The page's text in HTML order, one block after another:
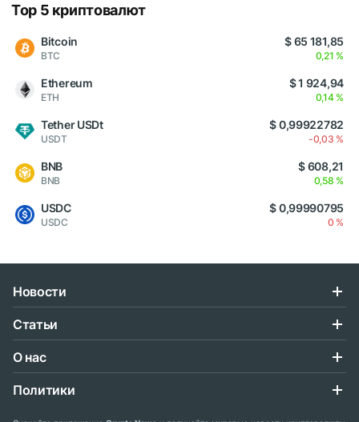
Top 5 криптовалют
Bitcoin
BTC
$ 65 181,85
0,21 %
Ethereum
ETH
$ 1 924,94
0,14 %
Tether USDt
USDT
$ 0,99922782
-0,03 %
BNB
BNB
$ 608,21
0,58 %
USDC
USDC
$ 0,99990795
0 %
Новости
Статьи
О нас
Политики